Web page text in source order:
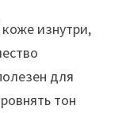
изнутри,
для
тон